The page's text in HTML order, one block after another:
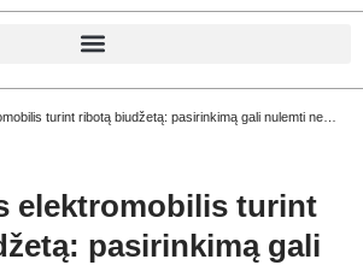
turint ribotą biudžetą: pasirinkimą gali nulemti ne tik kaina
elektromobilis turint
pasirinkimą gali